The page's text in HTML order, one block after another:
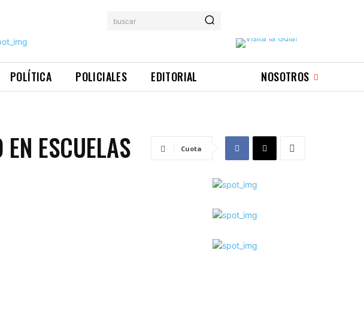
buscar
POLÍTICA POLICIALES EDITORIAL NOSOTROS
ESCUELAS
Cuota